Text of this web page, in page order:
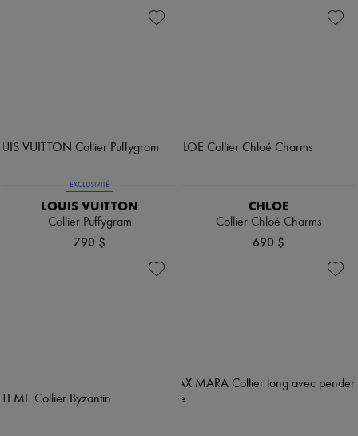
EXCLUSIVITÉ
LOUIS VUITTON
Collier Puffygram
790 $
CHLOE
Collier Chloé Charms
690 $